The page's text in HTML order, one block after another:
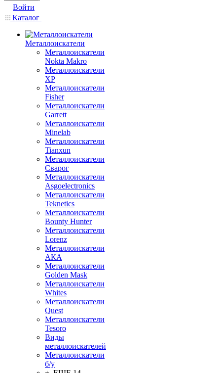
Войти
Каталог
Металлоискатели
Металлоискатели
Nokta Makro
Металлоискатели
XP
Металлоискатели
Fisher
Металлоискатели
Garrett
Металлоискатели
Minelab
Металлоискатели
Tianxun
Металлоискатели
Сварог
Металлоискатели
Asgoelectronics
Металлоискатели
Teknetics
Металлоискатели
Bounty Hunter
Металлоискатели
Lorenz
Металлоискатели
АКА
Металлоискатели
Golden Mask
Металлоискатели
Whites
Металлоискатели
Quest
Металлоискатели
Tesoro
Виды
металлоискателей
Металлоискатели
б/у